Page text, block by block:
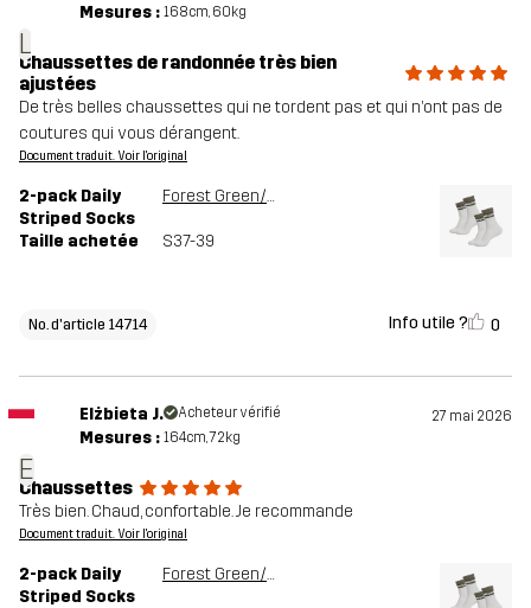
L
Mesures : 168cm, 60kg
Chaussettes de randonnée très bien
ajustées
De très belles chaussettes qui ne tordent pas et qui n’ont pas de
coutures qui vous dérangent.
Document traduit. Voir l'original
2-pack Daily
Striped Socks
Forest Green/Vetiver Green
Taille achetée S37-39
No. d'article 14714 Info utile ? 0
E
Elżbieta J. Acheteur vérifié 27 mai 2026
Mesures : 164cm, 72kg
Chaussettes
Très bien. Chaud, confortable. Je recommande
Document traduit. Voir l'original
2-pack Daily
Striped Socks
Forest Green/Vetiver Green